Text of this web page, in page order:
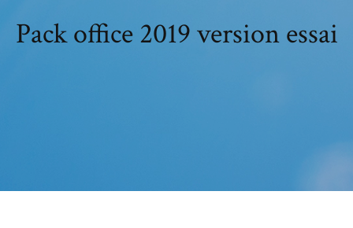
Pack office 2019 version essai